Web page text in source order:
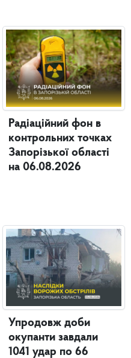
Радіаційний фон в
контрольних точках
Запорізької області
на 06.08.2026
Упродовж доби
окупанти завдали
1041 удар по 66